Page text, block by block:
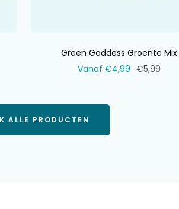
Green Goddess Groente Mix
Verkoopprijs
Vanaf €4,99 Normale
€5,99
ALLE PRODUCTEN